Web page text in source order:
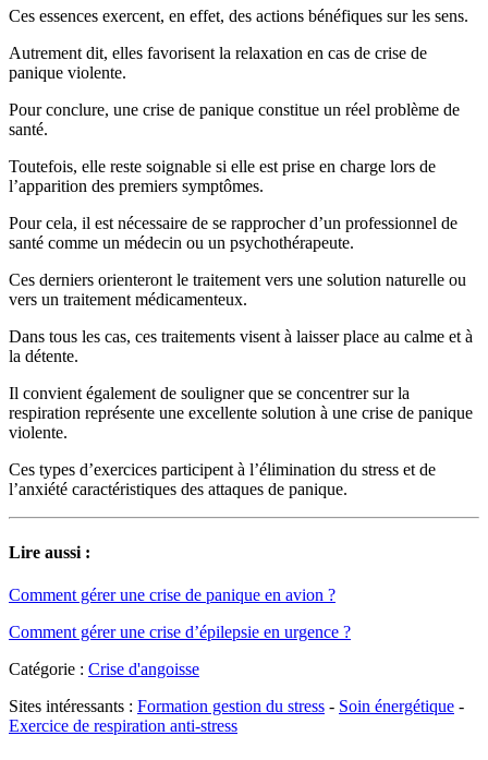
Ces essences exercent, en effet, des actions bénéfiques sur les sens.
Autrement dit, elles favorisent la relaxation en cas de crise de
panique violente.
Pour conclure, une crise de panique constitue un réel problème de
santé.
Toutefois, elle reste soignable si elle est prise en charge lors de
l’apparition des premiers symptômes.
Pour cela, il est nécessaire de se rapprocher d’un professionnel de
santé comme un médecin ou un psychothérapeute.
Ces derniers orienteront le traitement vers une solution naturelle ou
vers un traitement médicamenteux.
Dans tous les cas, ces traitements visent à laisser place au calme et à
la détente.
Il convient également de souligner que se concentrer sur la
respiration représente une excellente solution à une crise de panique
violente.
Ces types d’exercices participent à l’élimination du stress et de
l’anxiété caractéristiques des attaques de panique.
Lire aussi :
Comment gérer une crise de panique en avion ?
Comment gérer une crise d’épilepsie en urgence ?
Catégorie : Crise d'angoisse
Sites intéressants : Formation gestion du stress - Soin énergétique -
Exercice de respiration anti-stress